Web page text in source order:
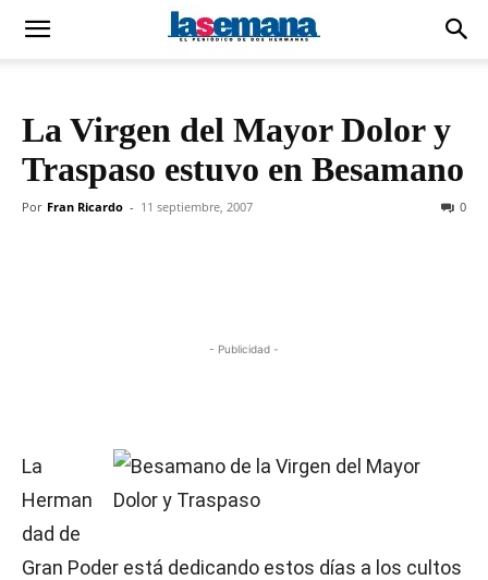
La Virgen del Mayor Dolor y
Traspaso estuvo en Besamano
Por Fran Ricardo - 11 septiembre, 2007 0
- Publicidad -
La
Herman
dad de
Gran Poder está dedicando estos días a los cultos